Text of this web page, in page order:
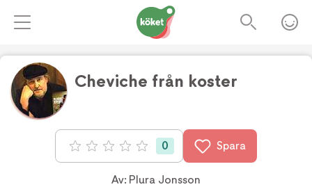
Cheviche från koster
Betyg: 0 av 5 0 Spara
Av: Plura Jonsson